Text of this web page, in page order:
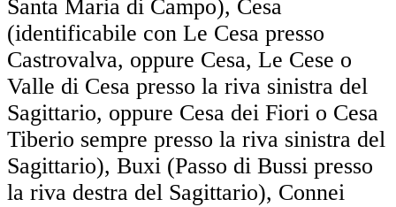
Santa Maria di Campo), Cesa
(identificabile con Le Cesa presso
Castrovalva, oppure Cesa, Le Cese o
Valle di Cesa presso la riva sinistra del
Sagittario, oppure Cesa dei Fiori o Cesa
Tiberio sempre presso la riva sinistra del
Sagittario), Buxi (Passo di Bussi presso
la riva destra del Sagittario), Connei